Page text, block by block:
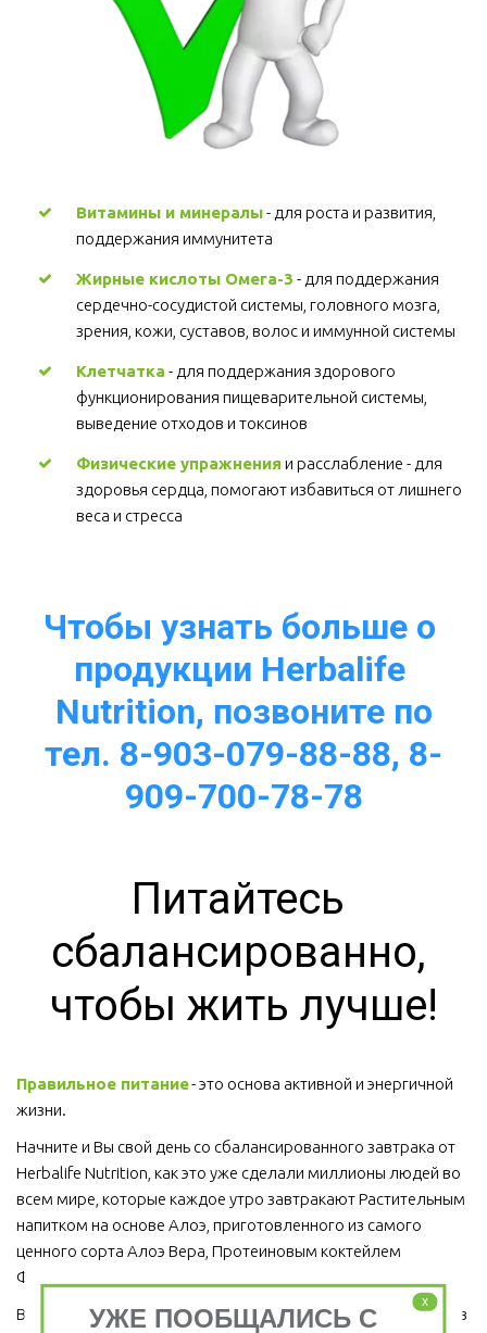
Витамины и минералы - для роста и развития,
поддержания иммунитета
Жирные кислоты Омега-3 - для поддержания
сердечно-сосудистой системы, головного мозга,
зрения, кожи, суставов, волос и иммунной системы
Клетчатка - для поддержания здорового
функционирования пищеварительной системы,
выведение отходов и токсинов
Физические упражнения и расслабление - для
здоровья сердца, помогают избавиться от лишнего
веса и стресса
Чтобы узнать больше о
продукции Herbalife
Nutrition, позвоните по
тел. 8-903-079-88-88, 8-
909-700-78-78
Питайтесь
сбалансированно,
чтобы жить лучше!
Правильное питание - это основа активной и энергичной
жизни.
Начните и Вы свой день со сбалансированного завтрака от
Herbalife Nutrition, как это уже сделали миллионы людей во
всем мире, которые каждое утро завтракают Растительным
напитком на основе Алоэ, приготовленного из самого
ценного сорта Алоэ Вера, Протеиновым коктейлем
Формула 1 и Травяным тонизирующим напитком (чай).
Ведь завтрак является важным приемом пищи, который ни в
x
УЖЕ ПООБЩАЛИСЬ С